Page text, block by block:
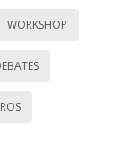
WORKSHOP